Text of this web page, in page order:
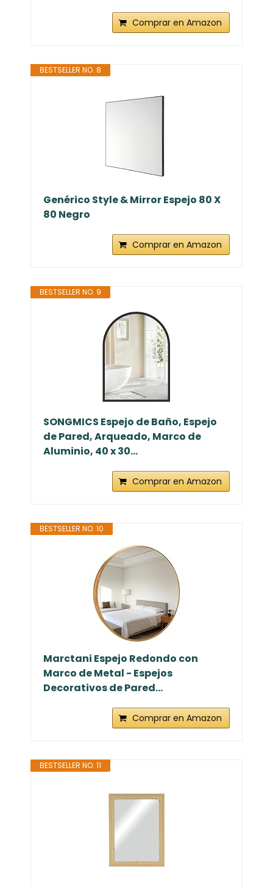
Comprar en Amazon
BESTSELLER NO. 8
Genérico Style & Mirror Espejo 80 X
80 Negro
Comprar en Amazon
BESTSELLER NO. 9
SONGMICS Espejo de Baño, Espejo
de Pared, Arqueado, Marco de
Aluminio, 40 x 30...
Comprar en Amazon
BESTSELLER NO. 10
Marctani Espejo Redondo con
Marco de Metal - Espejos
Decorativos de Pared...
Comprar en Amazon
BESTSELLER NO. 11